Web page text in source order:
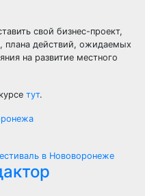
свой бизнес-проект,
плана действий, ожидаемых
на развитие местного
тут.
в Нововоронеже